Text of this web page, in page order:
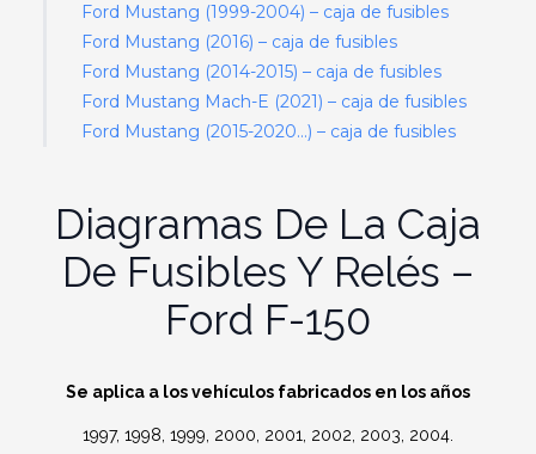
Ford Mustang (1999-2004) – caja de fusibles
Ford Mustang (2016) – caja de fusibles
Ford Mustang (2014-2015) – caja de fusibles
Ford Mustang Mach-E (2021) – caja de fusibles
Ford Mustang (2015-2020…) – caja de fusibles
Diagramas De La Caja
De Fusibles Y Relés –
Ford F-150
Se aplica a los vehículos fabricados en los años
1997, 1998, 1999, 2000, 2001, 2002, 2003, 2004.